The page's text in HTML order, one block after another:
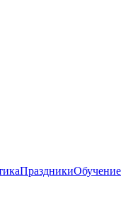
ПраздникиОбучение